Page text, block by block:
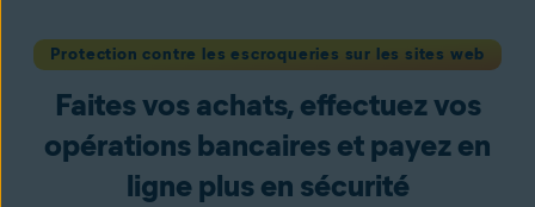
Protection contre les escroqueries sur les sites web
Faites vos achats, effectuez vos
opérations bancaires et payez en
ligne plus en sécurité